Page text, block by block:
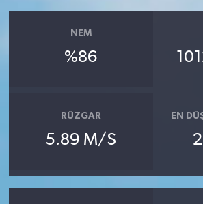
NEM
%86
RÜZGAR
5.89 M/S
EN